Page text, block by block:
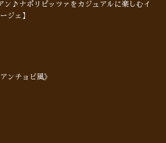
ン♪ナポリピッツァをカジュアルに楽しむイ
ジェ】
ンチョビ風》